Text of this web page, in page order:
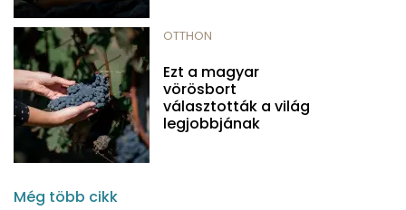
OTTHON
Ezt a magyar
vörösbort
választották a világ
legjobbjának
Még több cikk